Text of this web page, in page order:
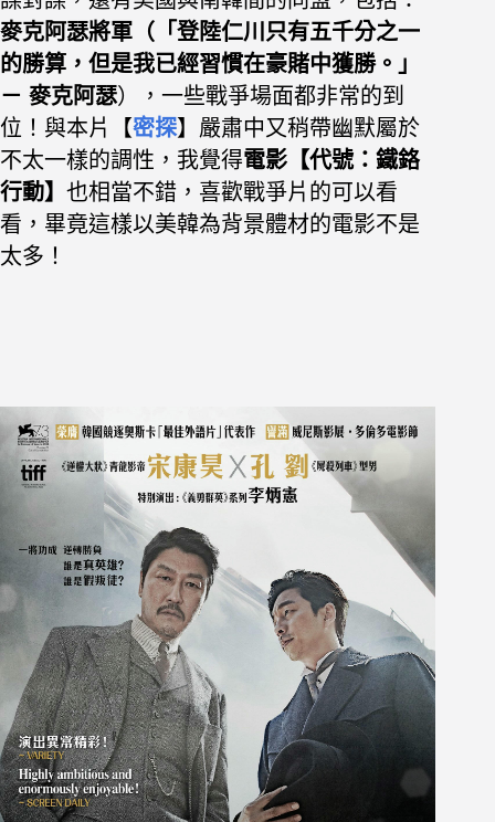
麥克阿瑟將軍（「登陸仁川只有五千分之一
的勝算，但是我已經習慣在豪賭中獲勝。」
－ 麥克阿瑟），一些戰爭場面都非常的到
位！ 與本片【密探】嚴肅中又稍帶幽默屬於
不太一樣的調性， 我覺得電影【代號：鐵鉻
行動】 也相當不錯，喜歡戰爭片的可以看
看，畢竟這樣以美韓為背景體材的電影不是
太多！